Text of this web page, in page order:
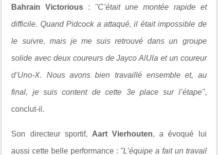
Bahrain Victorious : "C’était une montée rapide et
difficile. Quand Pidcock a attaqué, il était impossible de
le suivre, mais je me suis retrouvé dans un groupe
solide avec deux coureurs de Jayco AlUla et un coureur
d’Uno-X. Nous avons bien travaillé ensemble et, au
final, je suis content de cette 3e place sur l’étape",
conclut-il.
Son directeur sportif, Aart Vierhouten, a évoqué lui
aussi cette belle performance : "L’équipe a fait un travail